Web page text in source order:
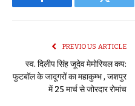
Facebook Twitter
PREVIOUS ARTICLE
स्व. दिलीप सिंह जूदेव मेमोरियल कप:
फुटबॉल के जादूगरों का महाकुम्भ , जशपुर
में 25 मार्च से जोरदार रोमांच